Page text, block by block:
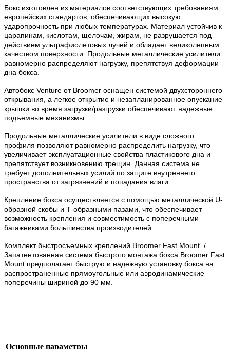
Бокс изготовлен из материалов соответствующих требованиям
европейских стандартов, обеспечивающих высокую
ударопрочность при любых температурах. Материал устойчив к
царапинам, кислотам, щелочам, жирам, не разрушается под
действием ультрафиолетовых лучей и обладает великолепным
качеством поверхности. Продольные металлические усилители
равномерно распределяют нагрузку, препятствуя деформации
дна бокса.
Автобокс Venture от Broomer оснащен системой двухстороннего
открывания, а легкое открытие и незапланированное опускание
крышки во время загрузки/разгрузки обеспечивают надежные
подъемные механизмы.
Продольные металлические усилители в виде сложного
профиля позволяют равномерно распределить нагрузку, что
увеличивает эксплуатационные свойства пластикового дна и
препятствует возникновению трещин. Данная система не
требует дополнительных усилий по защите внутреннего
пространства от загрязнений и попадания влаги.
Крепление бокса осуществляется с помощью металлической U-
образной скобы и Т-образными пазами, что обеспечивает
возможность крепления и совместимость с поперечными
багажниками большинства производителей.
Комплект быстросъемных креплений Broomer Fast Mount /
Запатентованная система быстрого монтажа бокса Broomer Fast
Mount предполагает быструю и надежную установку бокса на
распространенные прямоугольные или аэродинамические
поперечины шириной до 90 мм.
Основные параметры